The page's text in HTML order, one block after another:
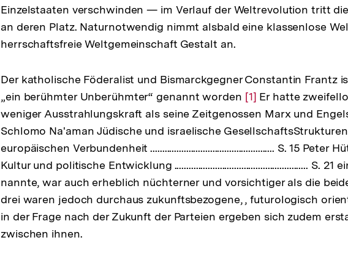
Einzelstaaten verschwinden — im Verlauf der Weltrevolution tritt
an deren Platz. Naturnotwendig nimmt alsbald eine klassenlose
herrschaftsfreie Weltgemeinschaft Gestalt an.
Der katholische Föderalist und Bismarckgegner Constantin Frantz
„ein berühmter Unberühmter“ genannt worden Zur
Auflösung
der
Fußnote
[1] Er hatte
weniger Ausstrahlungskraft als seine Zeitgenossen Marx und
Schlomo Na'aman Jüdische und israelische
europäischen Verbundenheit .................................................... S. 15 Peter
Kultur und politische Entwicklung ........................................................ S. 21
nannte, war auch erheblich nüchterner und vorsichtiger als die
drei waren jedoch durchaus zukunftsbezogene, , futurologisch
in der Frage nach der Zukunft der Parteien ergeben sich zudem
zwischen ihnen.